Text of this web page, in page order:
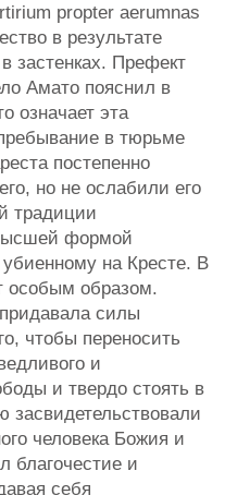
propter aerumnas
в результате
застенках. Префект
Амато пояснил в
означает эта
в тюрьме
постепенно
но не ослабили его
традиции
формой
на Кресте. В
особым образом.
силы
чтобы переносить
и
и твердо стоять в
засвидетельствовали
человека Божия и
благочестие и
себя